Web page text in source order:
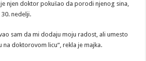
njen doktor pokušao da porodi njenog sina,
nedelji.
sam da mi dodaju moju radost, ali umesto
na doktorovom licu“, rekla je majka.